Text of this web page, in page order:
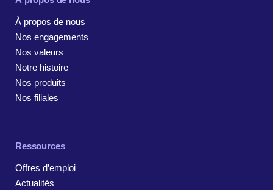
À propos de nous
Nos engagements
Nos valeurs
Notre histoire
Nos produits
Nos filiales
Ressources
Offres d’emploi
Actualités